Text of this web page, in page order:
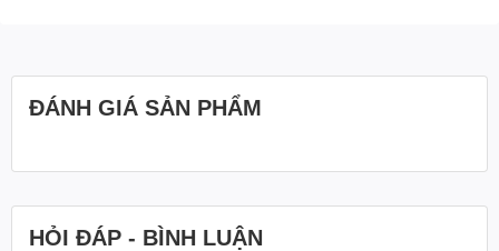
ĐÁNH GIÁ SẢN PHẨM
HỎI ĐÁP - BÌNH LUẬN